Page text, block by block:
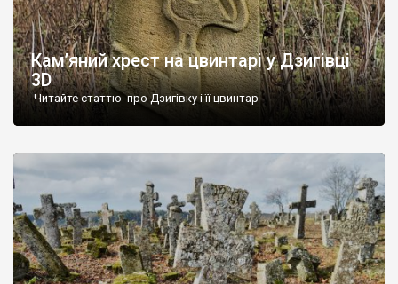
Кам’яний хрест на цвинтарі у Дзигівці
3D
Читайте статтю про Дзигівку і її цвинтар